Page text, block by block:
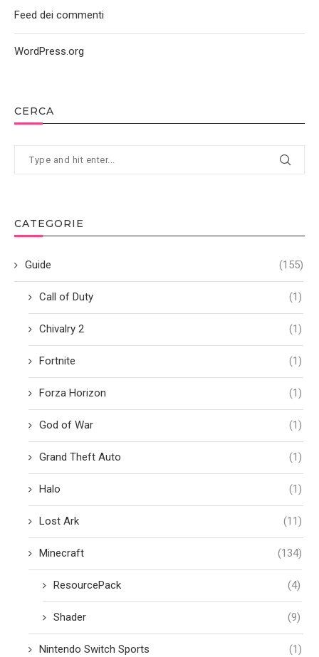
CERCA
CATEGORIE
Guide (155)
Call of Duty (1)
Chivalry 2 (1)
Fortnite (1)
Forza Horizon (1)
God of War (1)
Grand Theft Auto (1)
Halo (1)
Lost Ark (11)
Minecraft (134)
ResourcePack (4)
Shader (9)
Nintendo Switch Sports (1)
Feed dei commenti
WordPress.org